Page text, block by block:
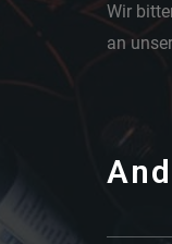
Wir
an